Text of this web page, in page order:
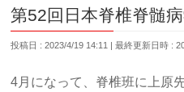
第52回日本脊椎脊髄
投稿日 : 2023/4/19 14:11 最終更新日時 :
4月になって、脊椎班に上原